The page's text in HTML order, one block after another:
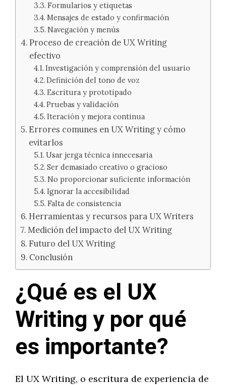
Formularios y etiquetas
Mensajes de estado y confirmación
Navegación y menús
Proceso de creación de UX Writing
efectivo
Investigación y comprensión del usuario
Definición del tono de voz
Escritura y prototipado
Pruebas y validación
Iteración y mejora continua
Errores comunes en UX Writing y cómo
evitarlos
Usar jerga técnica innecesaria
Ser demasiado creativo o gracioso
No proporcionar suficiente información
Ignorar la accesibilidad
Falta de consistencia
Herramientas y recursos para UX Writers
Medición del impacto del UX Writing
Futuro del UX Writing
Conclusión
¿Qué es el UX
Writing y por qué
es importante?
El UX Writing, o escritura de experiencia de